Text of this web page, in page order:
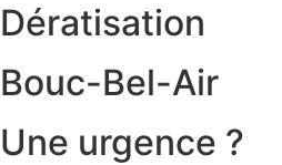
Dératisation
Bouc-Bel-Air
Une urgence ?